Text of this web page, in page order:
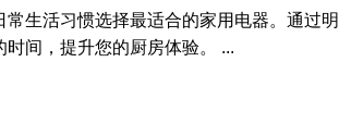
常生活习惯选择最适合的家用电器。通过明
时间，提升您的厨房体验。 ...